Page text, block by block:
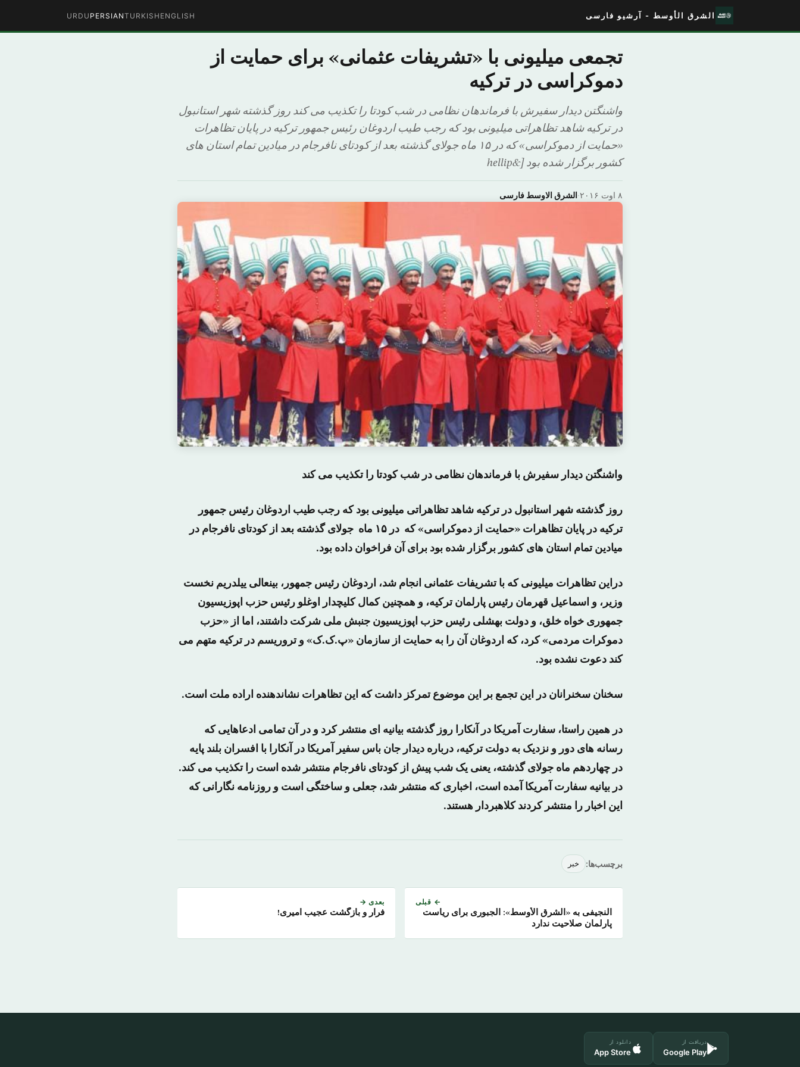
الشرق الأوسط - آرشیو فارسی ENGLISH
TURKISH
PERSIAN
URDU
تجمعی میلیونی با «تشریفات عثمانی» برای حمایت از
دموکراسی در ترکیه
واشنگتن دیدار سفیرش با فرماندهان نظامی در شب کودتا را تکذیب می کند روز گذشته شهر استانبول
در ترکیه شاهد تظاهراتی میلیونی بود که رجب طیب اردوغان رئیس جمهور ترکیه در پایان تظاهرات
«حمایت از دموکراسی» که در ۱۵ ماه جولای گذشته بعد از کودتای نافرجام در میادین تمام استان های
کشور برگزار شده بود [&hellip
الشرق الاوسط فارسی· ۸ اوت ۲۰۱۶
واشنگتن دیدار سفیرش با فرماندهان نظامی در شب کودتا را تکذیب می کند
روز گذشته شهر استانبول در ترکیه شاهد تظاهراتی میلیونی بود که رجب طیب اردوغان رئیس جمهور
ترکیه در پایان تظاهرات «حمایت از دموکراسی» که در ۱۵ ماه جولای گذشته بعد از کودتای نافرجام در
میادین تمام استان های کشور برگزار شده بود برای آن فراخوان داده بود.
دراین تظاهرات میلیونی که با تشریفات عثمانی انجام شد، اردوغان رئیس جمهور، بینعالی ییلدریم نخست
وزیر، و اسماعیل قهرمان رئیس پارلمان ترکیه، و همچنین کمال کلیچدار اوغلو رئیس حزب اپوزیسیون
جمهوری خواه خلق، و دولت بهشلی رئیس حزب اپوزیسیون جنبش ملی شرکت داشتند، اما از «حزب
دموکرات مردمی» کرد، که اردوغان آن را به حمایت از سازمان «پ.ک.ک» و تروریسم در ترکیه متهم می
کند دعوت نشده بود.
سخنان سخنرانان در این تجمع بر این موضوع تمرکز داشت که این تظاهرات نشاندهنده اراده ملت است.
در همین راستا، سفارت آمریکا در آنکارا روز گذشته بیانیه ای منتشر کرد و در آن تمامی ادعاهایی که
رسانه های دور و نزدیک به دولت ترکیه، درباره دیدار جان باس سفیر آمریکا در آنکارا با افسران بلند پایه
در چهاردهم ماه جولای گذشته، یعنی یک شب پیش از کودتای نافرجام منتشر شده است را تکذیب می کند.
در بیانیه سفارت آمریکا آمده است، اخباری که منتشر شد، جعلی و ساختگی است و روزنامه نگارانی که
این اخبار را منتشر کردند کلاهبردار هستند.
برچسب‌ها: خبر
← قبلی
النجیفی به «الشرق الأوسط»: الجبوری برای ریاست
پارلمان صلاحیت ندارد
بعدی →
فرار و بازگشت عجیب امیری!
دریافت از
Google Play
دانلود از
App Store